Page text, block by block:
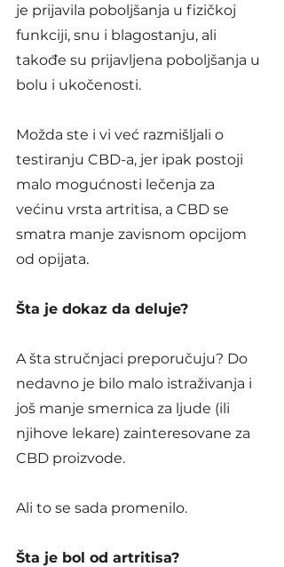
je prijavila poboljšanja u fizičkoj
funkciji, snu i blagostanju, ali
takođe su prijavljena poboljšanja u
bolu i ukočenosti.
Možda ste i vi već razmišljali o
testiranju CBD-a, jer ipak postoji
malo mogućnosti lečenja za
većinu vrsta artritisa, a CBD se
smatra manje zavisnom opcijom
od opijata.
Šta je dokaz da deluje?
A šta stručnjaci preporučuju? Do
nedavno je bilo malo istraživanja i
još manje smernica za ljude (ili
njihove lekare) zainteresovane za
CBD proizvode.
Ali to se sada promenilo.
Šta je bol od artritisa?